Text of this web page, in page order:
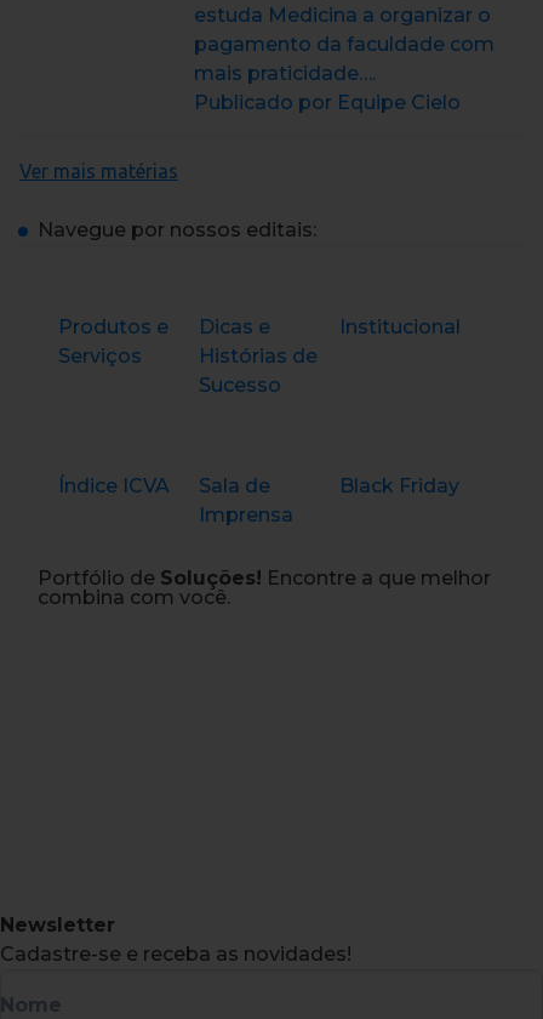
estuda Medicina a organizar o
pagamento da faculdade com
mais praticidade….
Publicado por Equipe Cielo
Ver mais matérias
Navegue por nossos editais:
Produtos e
Serviços
Dicas e
Histórias de
Sucesso
Institucional
Índice ICVA
Sala de
Imprensa
Black Friday
Portfólio de Soluções! Encontre a que melhor
combina com você.
Newsletter
Cadastre-se e receba as novidades!
Nome